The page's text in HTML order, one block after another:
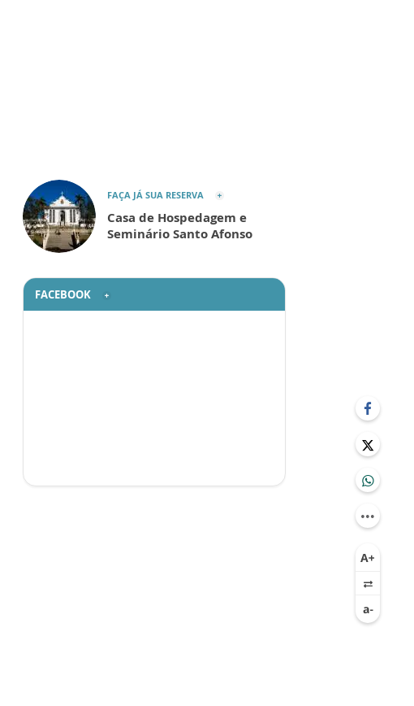
FAÇA JÁ SUA RESERVA
Casa de Hospedagem e
Seminário Santo Afonso
FACEBOOK